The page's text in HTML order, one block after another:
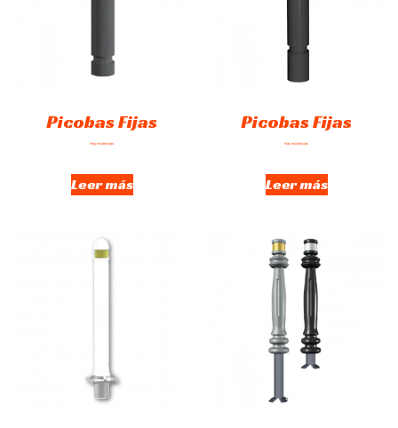
Picobas Fijas
Hay existencias
Leer más
Picobas Fijas
Hay existencias
Leer más